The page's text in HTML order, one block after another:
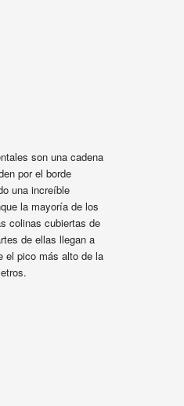
son una cadena
por el borde
una increíble
la mayoría de los
colinas cubiertas de
de ellas llegan a
el pico más alto de la